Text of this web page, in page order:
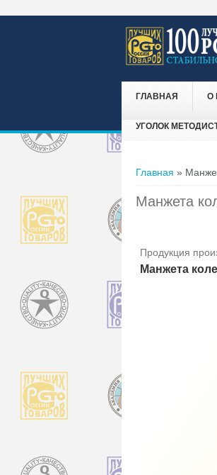
ГЛАВНАЯ О
УГОЛОК
Вы здесь
Главная »
Манжета
Продукция
Манжета